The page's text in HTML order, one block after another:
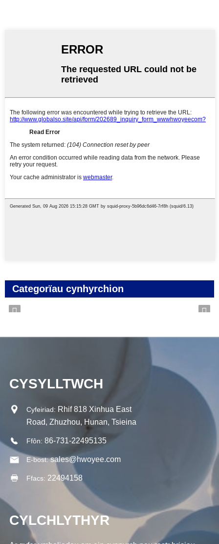
Categorïau cynhyrchion
CYSYLLTWCH
Cyfeiriad: Rhif 818 Xinhua East
Road, Zhuzhou, Hunan, Tsieina
Ffôn: 86-731-22495135
E-bost: sales@hwoyee.com
Ffacs: 22494158
CYLCHLYTHYR